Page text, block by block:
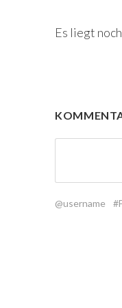
Es liegt
@username